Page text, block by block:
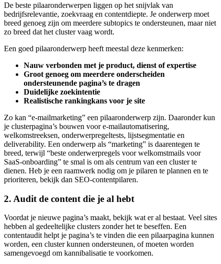
De beste pilaaronderwerpen liggen op het snijvlak van
bedrijfsrelevantie, zoekvraag en contentdiepte. Je onderwerp moet
breed genoeg zijn om meerdere subtopics te ondersteunen, maar niet
zo breed dat het cluster vaag wordt.
Een goed pilaaronderwerp heeft meestal deze kenmerken:
Nauw verbonden met je product, dienst of expertise
Groot genoeg om meerdere onderscheiden
ondersteunende pagina’s te dragen
Duidelijke zoekintentie
Realistische rankingkans voor je site
Zo kan “e-mailmarketing” een pilaaronderwerp zijn. Daaronder kun
je clusterpagina’s bouwen voor e-mailautomatisering,
welkomstreeksen, onderwerpregeltests, lijstsegmentatie en
deliverability. Een onderwerp als “marketing” is daarentegen te
breed, terwijl “beste onderwerpregels voor welkomstmails voor
SaaS-onboarding” te smal is om als centrum van een cluster te
dienen. Heb je een raamwerk nodig om je pilaren te plannen en te
prioriteren, bekijk dan SEO-contentpilaren.
2. Audit de content die je al hebt
Voordat je nieuwe pagina’s maakt, bekijk wat er al bestaat. Veel sites
hebben al gedeeltelijke clusters zonder het te beseffen. Een
contentaudit helpt je pagina’s te vinden die een pilaarpagina kunnen
worden, een cluster kunnen ondersteunen, of moeten worden
samengevoegd om kannibalisatie te voorkomen.